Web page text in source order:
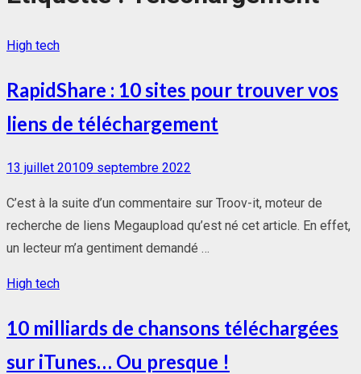
High tech
RapidShare : 10 sites pour trouver vos
liens de téléchargement
Posted
13 juillet 20109 septembre 2022
C’est à la suite d’un commentaire sur Troov-it, moteur de
recherche de liens Megaupload qu’est né cet article. En effet,
un lecteur m’a gentiment demandé …
High tech
10 milliards de chansons téléchargées
sur iTunes… Ou presque !